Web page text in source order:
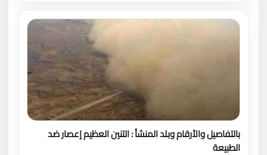
بالتفاصيل والأرقام وبلد المنشأ : التنين العظيم إعصار ضد
الطبيعة